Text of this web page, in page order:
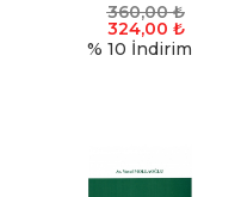
360,00₺
324,00 ₺
% 10 İndirim